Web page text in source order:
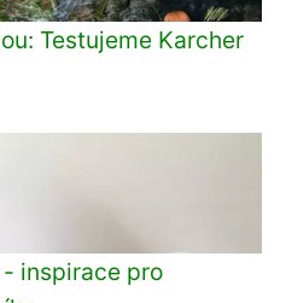
Testujeme Karcher
inspirace pro